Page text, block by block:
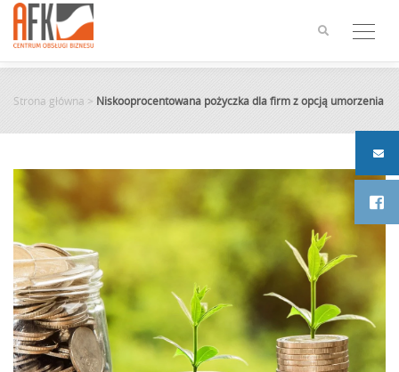
content
Strona główna > Niskooprocentowana pożyczka dla firm z opcją umorzenia